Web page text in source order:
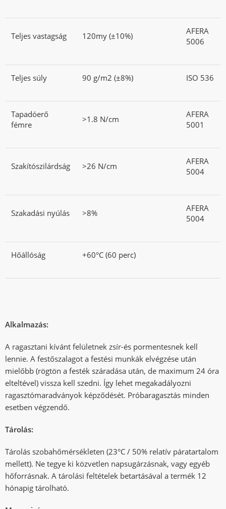
Teljes vastagság 120my (±10%)
AFERA
5006
Teljes súly 90 g/m2 (±8%) ISO 536
Tapadóerő
fémre
>1.8 N/cm
AFERA
5001
Szakítószilárdság >26 N/cm
AFERA
5004
Szakadási nyúlás >8%
AFERA
5004
Hőállóság +60°C (60 perc)
Alkalmazás:
A ragasztani kívánt felületnek zsír-és pormentesnek kell
lennie. A festőszalagot a festési munkák elvégzése után
mielőbb (rögtön a festék száradása után, de maximum 24 óra
elteltével) vissza kell szedni. Így lehet megakadályozni
ragasztómaradványok képződését. Próbaragasztás minden
esetben végzendő.
Tárolás:
Tárolás szobahőmérsékleten (23°C / 50% relatív páratartalom
mellett). Ne tegye ki közvetlen napsugárzásnak, vagy egyéb
hőforrásnak. A tárolási feltételek betartásával a termék 12
hónapig tárolható.